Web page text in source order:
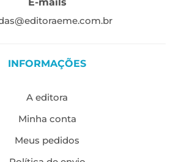
INFORMAÇÕES
A editora
Minha conta
Meus pedidos